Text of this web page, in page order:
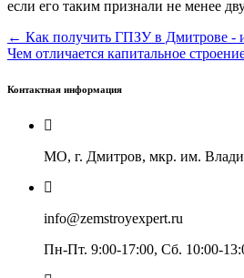
если его таким признали не менее
← Как получить ГПЗУ в Дмитрове -
Чем отличается капитальное
Контактная информация
МО, г. Дмитров, мкр. им.
info@zemstroyexpert.ru
Пн-Пт. 9:00-17:00, Сб. 10:00-